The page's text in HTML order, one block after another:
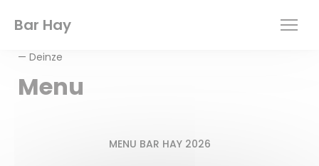
Bar Hay
— Deinze
Menu
MENU BAR HAY 2026